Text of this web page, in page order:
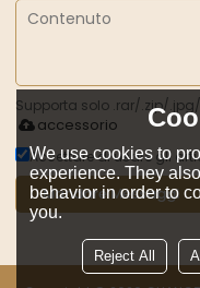
Supporta solo .rar/.zip/
accessorio
Accettare di usare gli
Mandare Messaggi
We use cookies to
experience. They
behavior in order to
you.
Reject All